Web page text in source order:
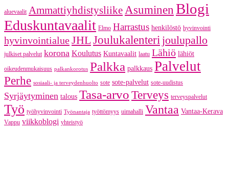
aluevaalit AmmattiyhdistysliikeAsuminen Blogi
Eduskuntavaalit Elmo Harrastus henkilöstö hyvinvointi
hyvinvointialueJHLJoulukalenterijoulupallo
julkiset palvelut korona Koulutus Kuntavaalit laatu Lähiö lähiöt
oikeudenmukaisuus palkankorotus Palkka palkkaus Palvelut
Perhe sosiaali- ja terveydenhuolto sote sote-palvelut sote-uudistus
Syrjäytyminen talous Tasa-arvo Terveys terveyspalvelut
Työ työhyvinvointi Työnantaja työttömyys uimahalli Vantaa Vantaa-Kerava
Vappu viikkoblogi yhteistyö